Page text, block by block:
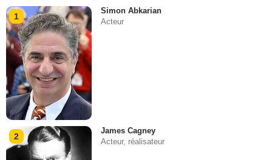
1
Simon Abkarian
Acteur
2
James Cagney
Acteur, réalisateur